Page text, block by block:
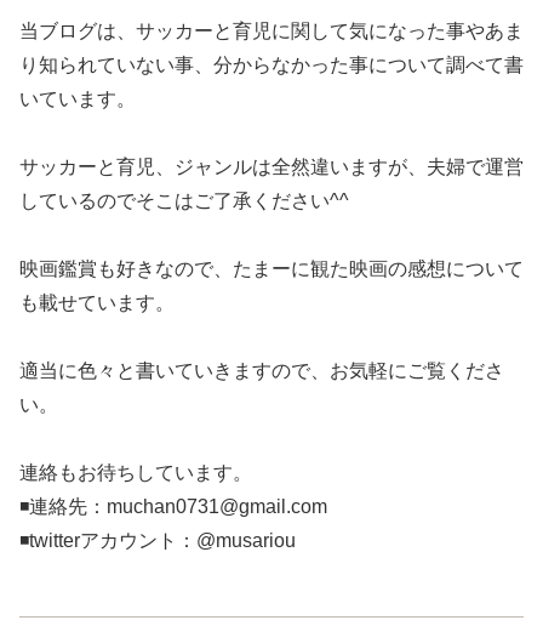
当ブログは、サッカーと育児に関して気になった事やあま
り知られていない事、分からなかった事について調べて書
いています。
サッカーと育児、ジャンルは全然違いますが、夫婦で運営
しているのでそこはご了承ください^^
映画鑑賞も好きなので、たまーに観た映画の感想について
も載せています。
適当に色々と書いていきますので、お気軽にご覧くださ
い。
連絡もお待ちしています。
◾️連絡先：muchan0731@gmail.com
◾️twitterアカウント：@musariou